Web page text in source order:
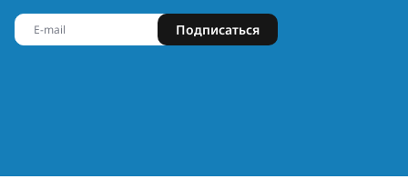
Подписаться